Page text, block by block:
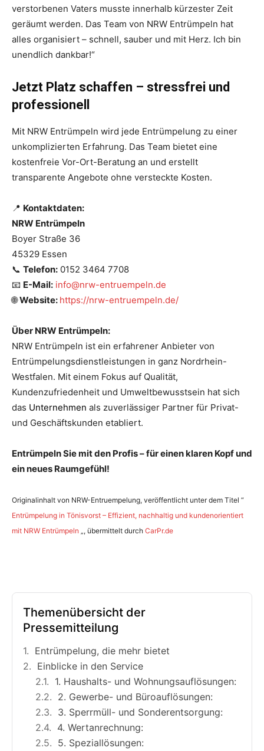
verstorbenen Vaters musste innerhalb kürzester Zeit
geräumt werden. Das Team von NRW Entrümpeln hat
alles organisiert – schnell, sauber und mit Herz. Ich bin
unendlich dankbar!“
Jetzt Platz schaffen – stressfrei und
professionell
Mit NRW Entrümpeln wird jede Entrümpelung zu einer
unkomplizierten Erfahrung. Das Team bietet eine
kostenfreie Vor-Ort-Beratung an und erstellt
transparente Angebote ohne versteckte Kosten.
📍 Kontaktdaten:
NRW Entrümpeln
Boyer Straße 36
45329 Essen
📞 Telefon: 0152 3464 7708
📧 E-Mail: info@nrw-entruempeln.de
🌐Website: https://nrw-entruempeln.de/
Über NRW Entrümpeln:
NRW Entrümpeln ist ein erfahrener Anbieter von
Entrümpelungsdienstleistungen in ganz Nordrhein-
Westfalen. Mit einem Fokus auf Qualität,
Kundenzufriedenheit und Umweltbewusstsein hat sich
das Unternehmen als zuverlässiger Partner für Privat-
und Geschäftskunden etabliert.
Entrümpeln Sie mit den Profis – für einen klaren Kopf und
ein neues Raumgefühl!
Originalinhalt von NRW-Entruempelung, veröffentlicht unter dem Titel “
Entrümpelung in Tönisvorst – Effizient, nachhaltig und kundenorientiert
mit NRW Entrümpeln „, übermittelt durch CarPr.de
Themenübersicht der
Pressemitteilung
Entrümpelung, die mehr bietet
Einblicke in den Service
1. Haushalts- und Wohnungsauflösungen:
2. Gewerbe- und Büroauflösungen:
3. Sperrmüll- und Sonderentsorgung:
4. Wertanrechnung:
5. Speziallösungen: